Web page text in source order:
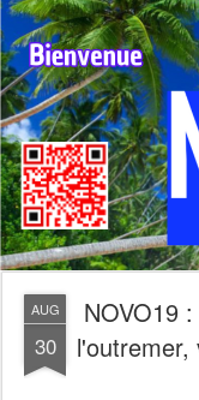
AUG
30
NOVO19
l'outremer,